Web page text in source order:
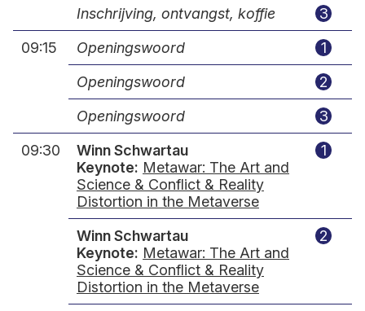
Inschrijving, ontvangst, koffie
3
09:15
Openingswoord
1
Openingswoord
2
Openingswoord
3
09:30
Winn Schwartau
Keynote: Metawar: The Art and
Science & Conflict & Reality
Distortion in the Metaverse
1
Winn Schwartau
Keynote: Metawar: The Art and
Science & Conflict & Reality
Distortion in the Metaverse
2